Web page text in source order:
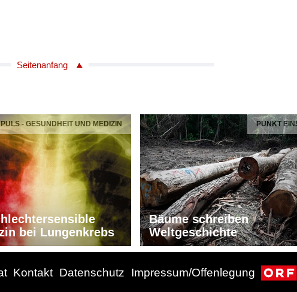
Seitenanfang
- GESUNDHEIT UND MEDIZIN
bei Lungenkrebs
PUNKT
Bäume schreiben
Weltgeschichte
Kontakt Datenschutz Impressum/Offenlegung